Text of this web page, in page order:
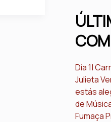
Día 1|
Julieta
estás
de
Fumaça